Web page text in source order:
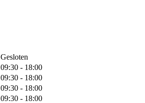
Gesloten
09:30 - 18:00
09:30 - 18:00
09:30 - 18:00
09:30 - 18:00